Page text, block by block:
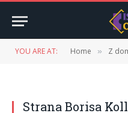
YOU ARE AT: Home » Z
Strana Borisa